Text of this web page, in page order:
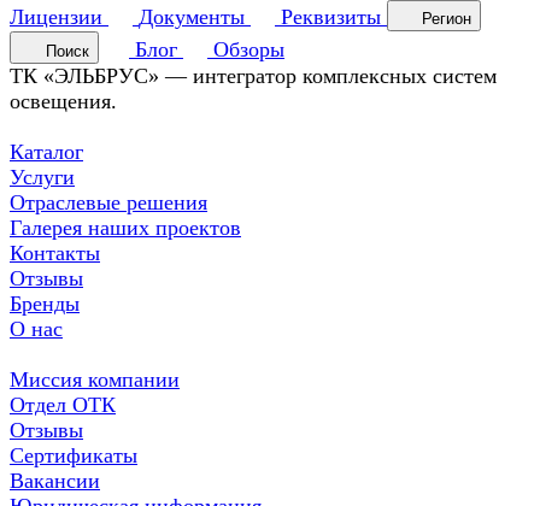
Лицензии
Документы Реквизиты
Регион
Поиск
Блог
Обзоры
ТК «ЭЛЬБРУС» — интегратор комплексных систем
освещения.
Каталог
Услуги
Отраслевые решения
Галерея наших проектов
Контакты
Отзывы
Бренды
О нас
Миссия компании
Отдел ОТК
Отзывы
Сертификаты
Вакансии